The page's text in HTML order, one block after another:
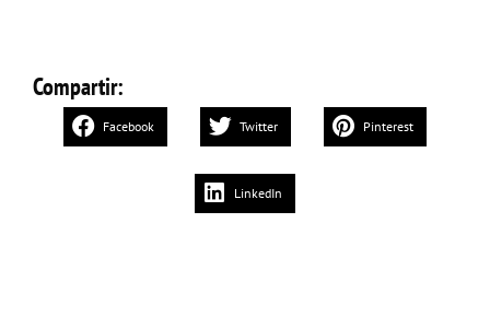
Compartir:
Facebook Twitter Pinterest
LinkedIn